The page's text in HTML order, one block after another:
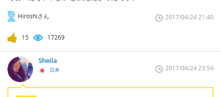
Hiroshiさん 2017/04/24 21:40
15 17269
Sheila
日本 2017/04/24 23:54